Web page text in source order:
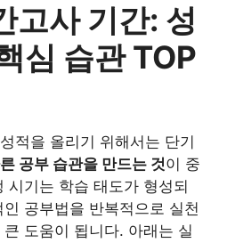
고사 기간: 성
심 습관 TOP
적을 올리기 위해서는 단기
공부 습관을 만드는 것이 중
시기는 학습 태도가 형성되
공부법을 반복적으로 실천
도움이 됩니다. 아래는 실